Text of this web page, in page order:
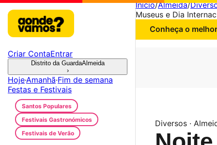
Início/Almeida/
Museus e Dia
Conheça o
Diversos ·
Criar ContaEntrar
Distrito da GuardaAlmeida
›
Hoje·Amanhã·Fim de semana
Festas e Festivais
Santos Populares
Festivais Gastronómicos
Festivais de Verão